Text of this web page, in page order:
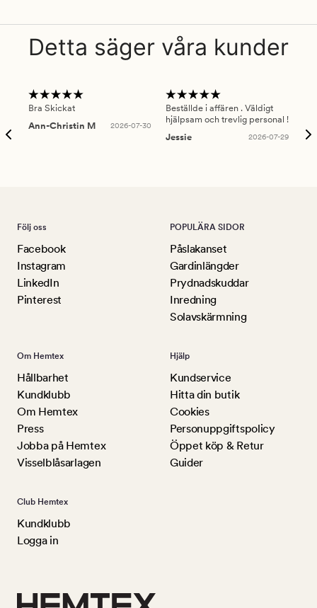
Detta säger våra kunder
Bra Skickat
Ann-Christin M
2026-07-30
Beställde i affären . Väldigt
hjälpsam och trevlig personal !
Jessie
2026-07-29
Följ oss
Facebook
Instagram
LinkedIn
Pinterest
POPULÄRA SIDOR
Påslakanset
Gardinlängder
Prydnadskuddar
Inredning
Solavskärmning
Om Hemtex
Hållbarhet
Kundklubb
Om Hemtex
Press
Jobba på Hemtex
Visselblåsarlagen
Hjälp
Kundservice
Hitta din butik
Cookies
Personuppgiftspolicy
Öppet köp & Retur
Guider
Club Hemtex
Kundklubb
Logga in